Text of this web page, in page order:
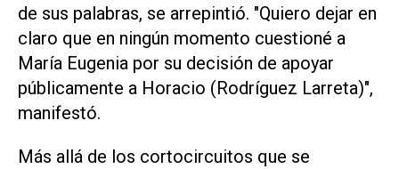
de sus palabras, se arrepintió. "Quiero dejar en
claro que en ningún momento cuestioné a
María Eugenia por su decisión de apoyar
públicamente a Horacio (Rodríguez Larreta)",
manifestó.
Más allá de los cortocircuitos que se